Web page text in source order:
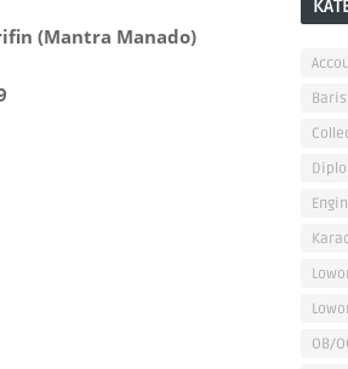
(Mantra Manado)
OB/